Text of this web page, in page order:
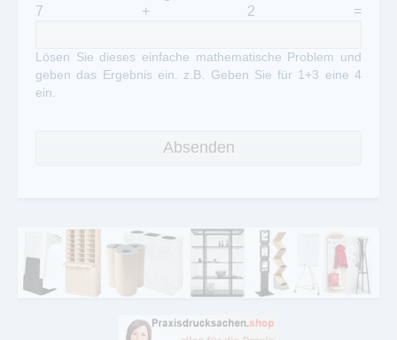
7 + 2 =
Lösen Sie dieses einfache mathematische Problem und
geben das Ergebnis ein. z.B. Geben Sie für 1+3 eine 4
ein.